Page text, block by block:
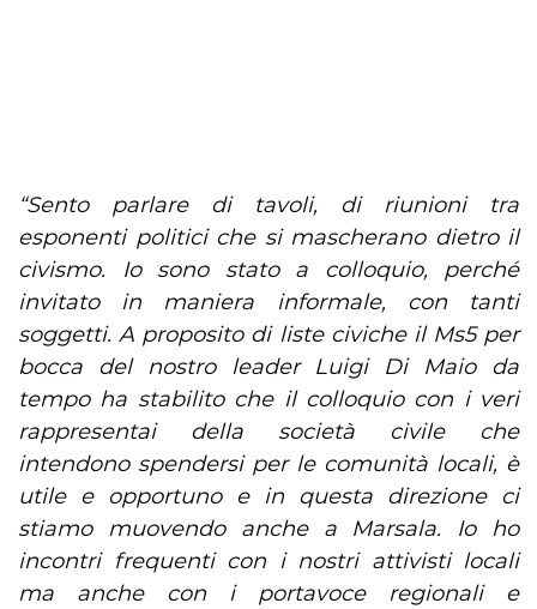
“Sento parlare di tavoli, di riunioni tra
esponenti politici che si mascherano dietro il
civismo. Io sono stato a colloquio, perché
invitato in maniera informale, con tanti
soggetti. A proposito di liste civiche il Ms5 per
bocca del nostro leader Luigi Di Maio da
tempo ha stabilito che il colloquio con i veri
rappresentai della società civile che
intendono spendersi per le comunità locali, è
utile e opportuno e in questa direzione ci
stiamo muovendo anche a Marsala. Io ho
incontri frequenti con i nostri attivisti locali
ma anche con i portavoce regionali e